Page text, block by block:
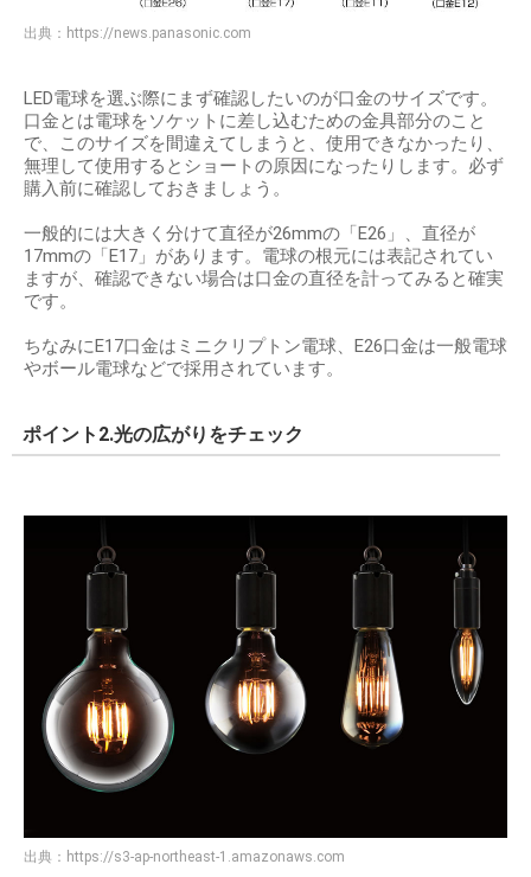
出典： https://news.panasonic.com
LED電球を選ぶ際にまず確認したいのが口金のサイズです。
口金とは電球をソケットに差し込むための金具部分のこと
で、このサイズを間違えてしまうと、使用できなかったり、
無理して使用するとショートの原因になったりします。必ず
購入前に確認しておきましょう。
一般的には大きく分けて直径が26mmの「E26」、直径が
17mmの「E17」があります。電球の根元には表記されてい
ますが、確認できない場合は口金の直径を計ってみると確実
です。
ちなみにE17口金はミニクリプトン電球、E26口金は一般電球
やボール電球などで採用されています。
ポイント2.光の広がりをチェック
出典： https://s3-ap-northeast-1.amazonaws.com